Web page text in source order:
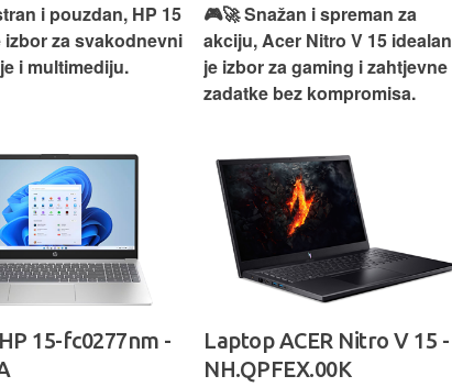
i pouzdan, HP 15
izbor za svakodnevni
i multimediju.
15-fc0277nm -
🎮🚀 Snažan i spreman za
akciju, Acer Nitro V 15 idealan
je izbor za gaming i zahtjevne
zadatke bez kompromisa.
Laptop ACER Nitro V 15 -
NH.QPFEX.00K